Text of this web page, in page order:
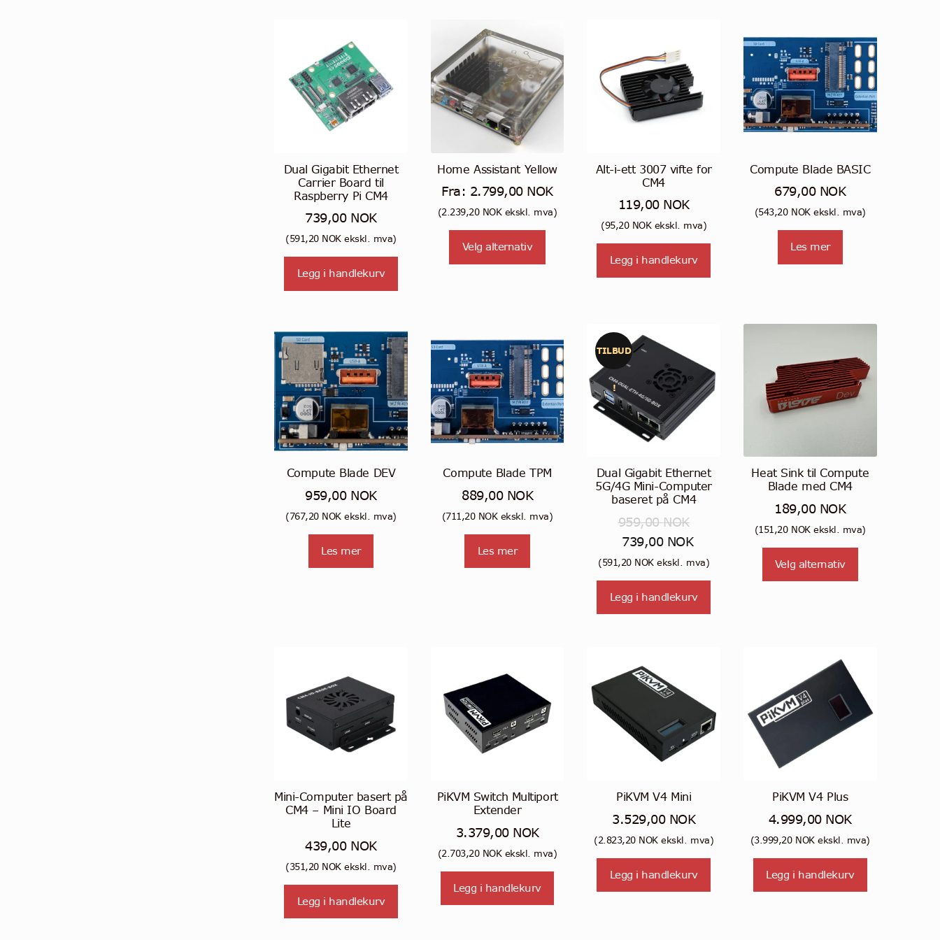
på
produktsiden
kan
velges
på
produktsiden
Alternativene
på
produktsiden
Dual Gigabit Ethernet
Carrier Board til
Raspberry Pi CM4
739,00 NOK
(591,20 NOKekskl. mva)
Legg i handlekurv
Home Assistant Yellow
Fra: 2.799,00 NOK
(2.239,20 NOKekskl. mva)
Velg alternativ
Alt-i-ett 3007 vifte for
CM4
119,00 NOK
(95,20 NOKekskl. mva)
Legg i handlekurv
Compute Blade BASIC
679,00 NOK
(543,20 NOKekskl. mva)
Les mer
Compute Blade DEV
959,00 NOK
(767,20 NOKekskl. mva)
Les mer
Compute Blade TPM
889,00 NOK
(711,20 NOKekskl. mva)
Les mer
Dual Gigabit Ethernet
5G/4G Mini-Computer
baseret på CM4
TILBUD
!
959,00NOK
Opprinnelig
pris
var:
959,00 NOK.
739,00 NOKNåværende
pris
er:
739,00 NOK.
(591,20 NOKekskl. mva)
Legg i handlekurv
Heat Sink til Compute
Blade med CM4
189,00 NOK
(151,20 NOKekskl. mva)
Velg alternativ
på
produktsiden
Mini-Computer basert på
CM4 – Mini IO Board
Lite
439,00 NOK
(351,20 NOKekskl. mva)
Legg i handlekurv
PiKVM Switch Multiport
Extender
3.379,00 NOK
(2.703,20 NOKekskl. mva)
Legg i handlekurv
PiKVM V4 Mini
3.529,00 NOK
(2.823,20 NOKekskl. mva)
Legg i handlekurv
PiKVM V4 Plus
4.999,00 NOK
(3.999,20 NOKekskl. mva)
Legg i handlekurv